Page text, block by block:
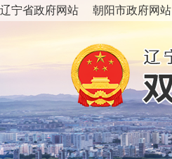
辽宁省政府网站 朝阳市政府网站